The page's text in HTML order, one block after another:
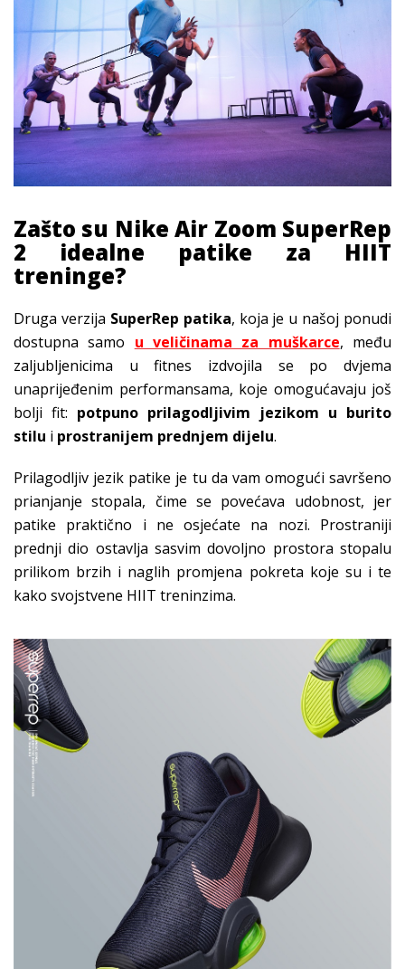
Zašto su Nike Air Zoom SuperRep
2 idealne patike za HIIT
treninge?
Druga verzija SuperRep patika, koja je u našoj ponudi
dostupna samo u veličinama za muškarce, među
zaljubljenicima u fitnes izdvojila se po dvjema
unaprijeđenim performansama, koje omogućavaju još
bolji fit: potpuno prilagodljivim jezikom u burito
stilu i prostranijem prednjem dijelu.
Prilagodljiv jezik patike je tu da vam omogući savršeno
prianjanje stopala, čime se povećava udobnost, jer
patike praktično i ne osjećate na nozi. Prostraniji
prednji dio ostavlja sasvim dovoljno prostora stopalu
prilikom brzih i naglih promjena pokreta koje su i te
kako svojstvene HIIT treninzima.